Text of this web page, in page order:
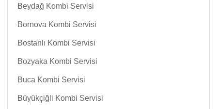
Beydağ Kombi Servisi
Bornova Kombi Servisi
Bostanlı Kombi Servisi
Bozyaka Kombi Servisi
Buca Kombi Servisi
Büyükçiğli Kombi Servisi